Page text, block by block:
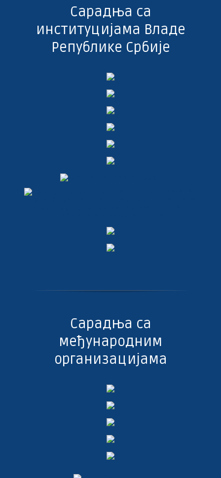
Сарадња са
институцијама Владе
Републике Србије
Сарадња са
међународним
организацијама